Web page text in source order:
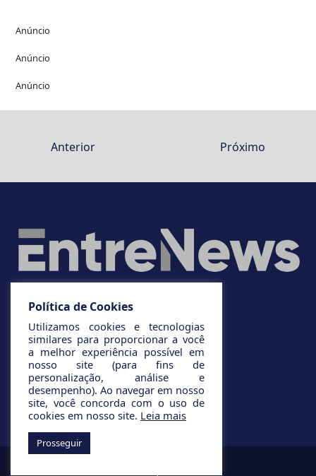
Anúncio
Anúncio
Anúncio
Anterior Próximo
Política de Cookies
Utilizamos cookies e tecnologias
similares para proporcionar a você
a melhor experiência possível em
nosso site (para fins de
personalização, análise e
desempenho). Ao navegar em nosso
site, você concorda com o uso de
cookies em nosso site. Leia mais
Prosseguir